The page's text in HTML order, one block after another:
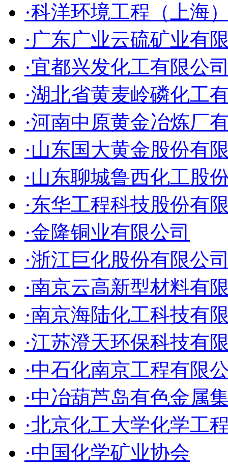
·科洋环境工程（上海
·广东广业云硫矿业有
·宜都兴发化工有限公
·湖北省黄麦岭磷化工
·河南中原黄金冶炼厂
·山东国大黄金股份有
·山东聊城鲁西化工股
·东华工程科技股份有
·金隆铜业有限公司
·浙江巨化股份有限公
·南京云高新型材料有
·南京海陆化工科技有
·江苏澄天环保科技有
·中石化南京工程有限
·中冶葫芦岛有色金属
·北京化工大学化学工
·中国化学矿业协会